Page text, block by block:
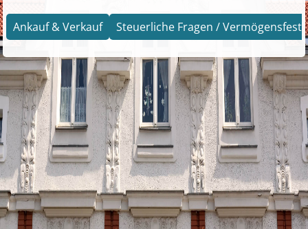
Ankauf & Verkauf Steuerliche Fragen /